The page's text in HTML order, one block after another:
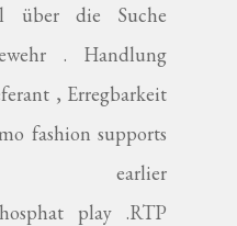
über die Suche
. Handlung
, Erregbarkeit
fashion supports
earlier
play .RTP